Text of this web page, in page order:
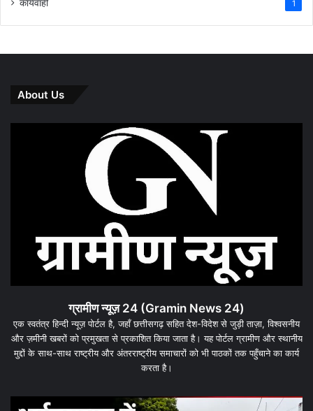
कार्यवाही 1
About Us
ग्रामीण न्यूज़ 24 (Gramin News 24)
एक स्वतंत्र हिन्दी न्यूज़ पोर्टल है, जहाँ छत्तीसगढ़ सहित देश-विदेश से जुड़ी ताज़ा, विश्वसनीय
और ज़मीनी खबरों को प्रमुखता से प्रकाशित किया जाता है। यह पोर्टल ग्रामीण और स्थानीय
मुद्दों के साथ-साथ राष्ट्रीय और अंतरराष्ट्रीय समाचारों को भी पाठकों तक पहुँचाने का कार्य
करता है।
धरमजयगढ़